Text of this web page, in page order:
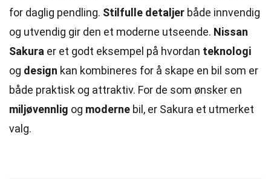
for daglig pendling. Stilfulle detaljer både innvendig
og utvendig gir den et moderne utseende. Nissan
Sakura er et godt eksempel på hvordan teknologi
og design kan kombineres for å skape en bil som er
både praktisk og attraktiv. For de som ønsker en
miljøvennlig og moderne bil, er Sakura et utmerket
valg.